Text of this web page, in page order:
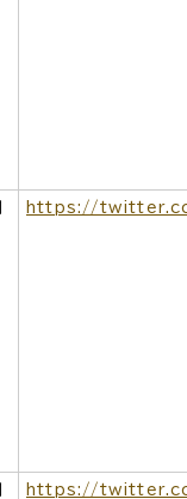
https://
https://